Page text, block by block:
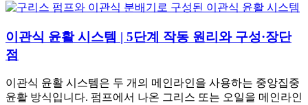
이관식 윤활 시스템 | 5단계 작동 원리와 구성·장단
점
이관식 윤활 시스템은 두 개의 메인라인을 사용하는 중앙집중
윤활 방식입니다. 펌프에서 나온 그리스 또는 오일을 메인라인